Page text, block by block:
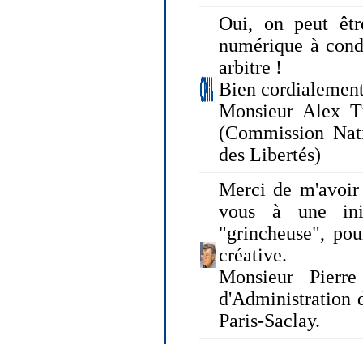
Oui, on peut
numérique à
arbitre !
Bien
Monsieur Alex
(Commission
des Libertés)
Merci de
vous à une
"grincheuse",
créative.
Monsieur
d'Administration
Paris-Saclay.